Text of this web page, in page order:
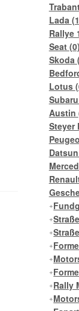
Lada
Rallye
Seat (0)
Skoda
Lotus
Subaru
Austin
Steyer
Datsun
Rally